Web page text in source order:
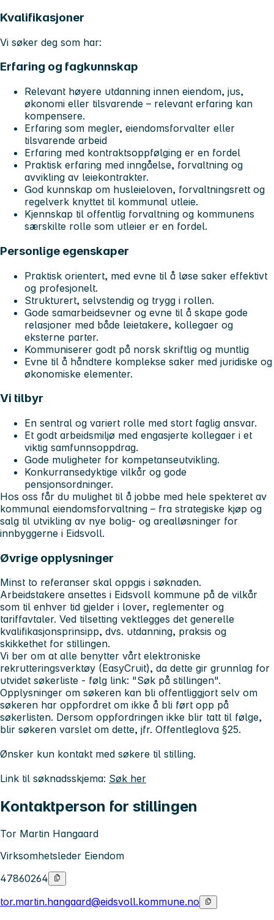
Kvalifikasjoner
Vi søker deg som har:
Erfaring og fagkunnskap
Relevant høyere utdanning innen eiendom, jus,
økonomi eller tilsvarende – relevant erfaring kan
kompensere.
Erfaring som megler, eiendomsforvalter eller
tilsvarende arbeid
Erfaring med kontraktsoppfølging er en fordel
Praktisk erfaring med inngåelse, forvaltning og
avvikling av leiekontrakter.
God kunnskap om husleieloven, forvaltningsrett og
regelverk knyttet til kommunal utleie.
Kjennskap til offentlig forvaltning og kommunens
særskilte rolle som utleier er en fordel.
Personlige egenskaper
Praktisk orientert, med evne til å løse saker effektivt
og profesjonelt.
Strukturert, selvstendig og trygg i rollen.
Gode samarbeidsevner og evne til å skape gode
relasjoner med både leietakere, kollegaer og
eksterne parter.
Kommuniserer godt på norsk skriftlig og muntlig
Evne til å håndtere komplekse saker med juridiske og
økonomiske elementer.
Vi tilbyr
En sentral og variert rolle med stort faglig ansvar.
Et godt arbeidsmiljø med engasjerte kollegaer i et
viktig samfunnsoppdrag.
Gode muligheter for kompetanseutvikling.
Konkurransedyktige vilkår og gode
pensjonsordninger.
Hos oss får du mulighet til å jobbe med hele spekteret av
kommunal eiendomsforvaltning – fra strategiske kjøp og
salg til utvikling av nye bolig- og arealløsninger for
innbyggerne i Eidsvoll.
Øvrige opplysninger
Minst to referanser skal oppgis i søknaden.
Arbeidstakere ansettes i Eidsvoll kommune på de vilkår
som til enhver tid gjelder i lover, reglementer og
tariffavtaler. Ved tilsetting vektlegges det generelle
kvalifikasjonsprinsipp, dvs. utdanning, praksis og
skikkethet for stillingen.
Vi ber om at alle benytter vårt elektroniske
rekrutteringsverktøy (EasyCruit), da dette gir grunnlag for
utvidet søkerliste - følg link: "Søk på stillingen".
Opplysninger om søkeren kan bli offentliggjort selv om
søkeren har oppfordret om ikke å bli ført opp på
søkerlisten. Dersom oppfordringen ikke blir tatt til følge,
blir søkeren varslet om dette, jfr. Offentleglova §25.
Ønsker kun kontakt med søkere til stilling.
Link til søknadsskjema: Søk her
Kontaktperson for stillingen
Tor Martin Hangaard
Virksomhetsleder Eiendom
47860264
tor.martin.hangaard@eidsvoll.kommune.no